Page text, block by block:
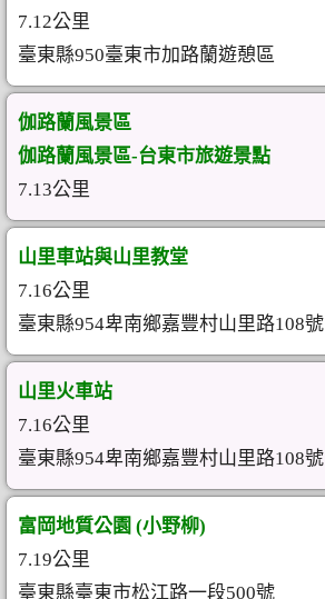
7.12公里
臺東縣950臺東市加路蘭遊憩區
伽路蘭風景區
伽路蘭風景區-台東市旅遊景點
7.13公里
山里車站與山里教堂
7.16公里
臺東縣954卑南鄉嘉豐村山里路108號
山里火車站
7.16公里
臺東縣954卑南鄉嘉豐村山里路108號
富岡地質公園 (小野柳)
7.19公里
臺東縣臺東市松江路一段500號